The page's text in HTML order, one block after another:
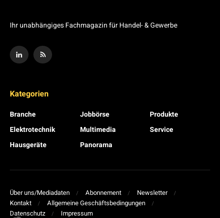
Ihr unabhängiges Fachmagazin für Handel- & Gewerbe
Kategorien
Branche
Elektrotechnik
Hausgeräte
Jobbörse
Multimedia
Panorama
Produkte
Service
Über uns/Mediadaten Abonnement
Newsletter
Kontakt
Allgemeine Geschäftsbedingungen
Datenschutz
Impressum